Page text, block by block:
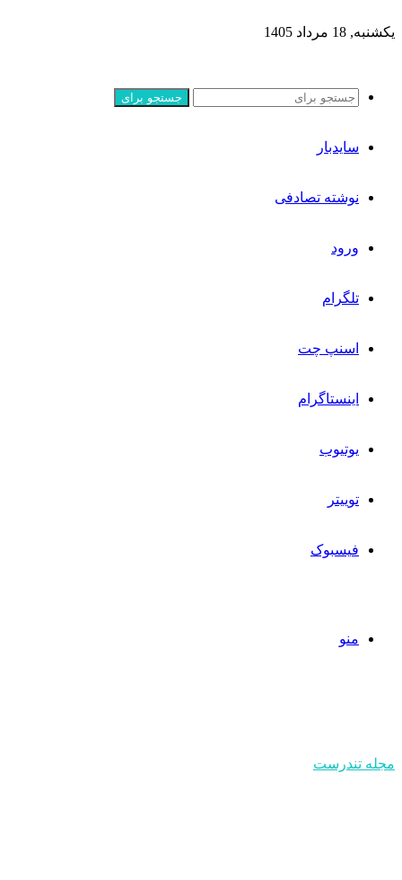
یکشنبه, 18 مرداد 1405
جستجو برای
سایدبار
نوشته تصادفی
ورود
تلگرام
اسنپ چت
اینستاگرام
یوتیوب
توییتر
فیسبوک
منو
مجله تندرست